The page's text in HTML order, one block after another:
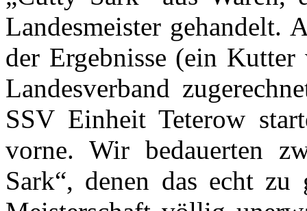
Landesmeister gehandelt.
der Ergebnisse (ein Kutter
Landesverband
SSV Einheit Teterow
vorne. Wir bedauerten
Sark“, denen das echt zu